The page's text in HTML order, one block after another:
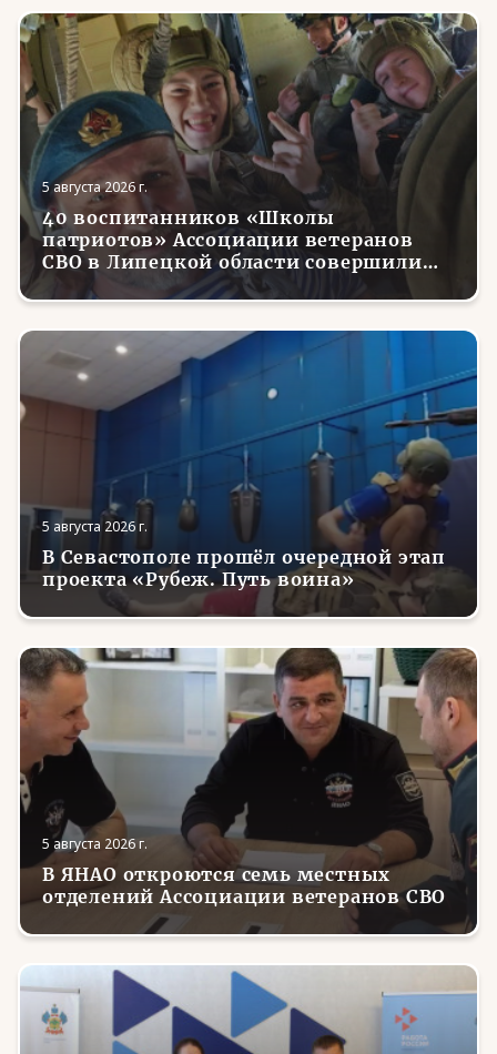
5 августа 2026 г.
40 воспитанников «Школы
патриотов» Ассоциации ветеранов
СВО в Липецкой области совершили
первые парашютные прыжки
5 августа 2026 г.
В Севастополе прошёл очередной этап
проекта «Рубеж. Путь воина»
5 августа 2026 г.
В ЯНАО откроются семь местных
отделений Ассоциации ветеранов СВО